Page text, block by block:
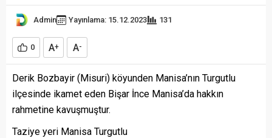
Admin Yayınlama: 15.12.2023 131
0 A+ A-
Derik Bozbayir (Misuri) köyunden Manisa’nın Turgutlu
ilçesinde ikamet eden Bişar İnce Manisa’da hakkın
rahmetine kavuşmuştur.
Taziye yeri Manisa Turgutlu